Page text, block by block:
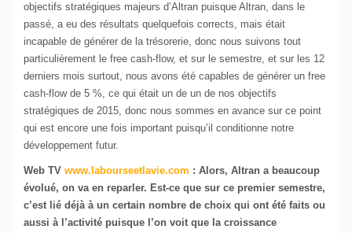
objectifs stratégiques majeurs d’Altran puisque Altran, dans le
passé, a eu des résultats quelquefois corrects, mais était
incapable de générer de la trésorerie, donc nous suivons tout
particulièrement le free cash-flow, et sur le semestre, et sur les 12
derniers mois surtout, nous avons été capables de générer un free
cash-flow de 5 %, ce qui était un de un de nos objectifs
stratégiques de 2015, donc nous sommes en avance sur ce point
qui est encore une fois important puisqu’il conditionne notre
développement futur.
Web TV www.labourseetlavie.com : Alors, Altran a beaucoup
évolué, on va en reparler. Est-ce que sur ce premier semestre,
c’est lié déjà à un certain nombre de choix qui ont été faits ou
aussi à l’activité puisque l’on voit que la croissance